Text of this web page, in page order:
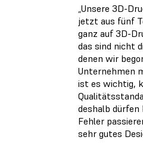
„Unsere 3D-
jetzt aus fünf
ganz auf 3D-
das sind nicht
denen wir
Unternehmen
ist es wichtig,
deshalb dürfen
Fehler
sehr gutes